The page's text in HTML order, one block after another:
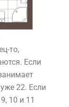
то,
Если
22. Если
10 и 11